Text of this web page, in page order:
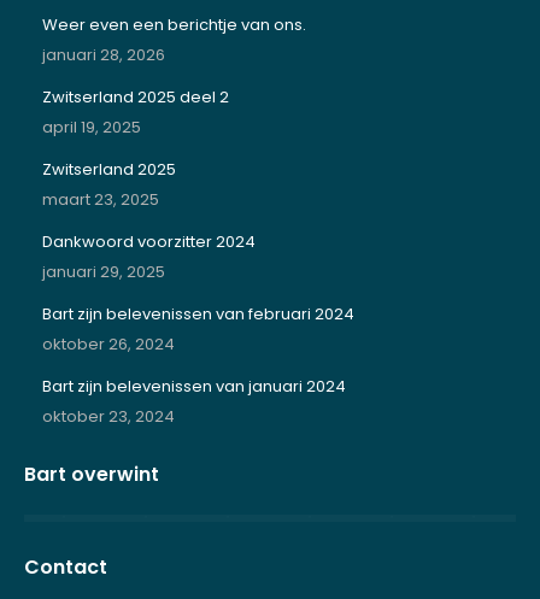
Weer even een berichtje van ons.
januari 28, 2026
Zwitserland 2025 deel 2
april 19, 2025
Zwitserland 2025
maart 23, 2025
Dankwoord voorzitter 2024
januari 29, 2025
Bart zijn belevenissen van februari 2024
oktober 26, 2024
Bart zijn belevenissen van januari 2024
oktober 23, 2024
Bart overwint
Contact